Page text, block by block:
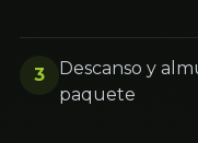
3
Descanso y
paquete